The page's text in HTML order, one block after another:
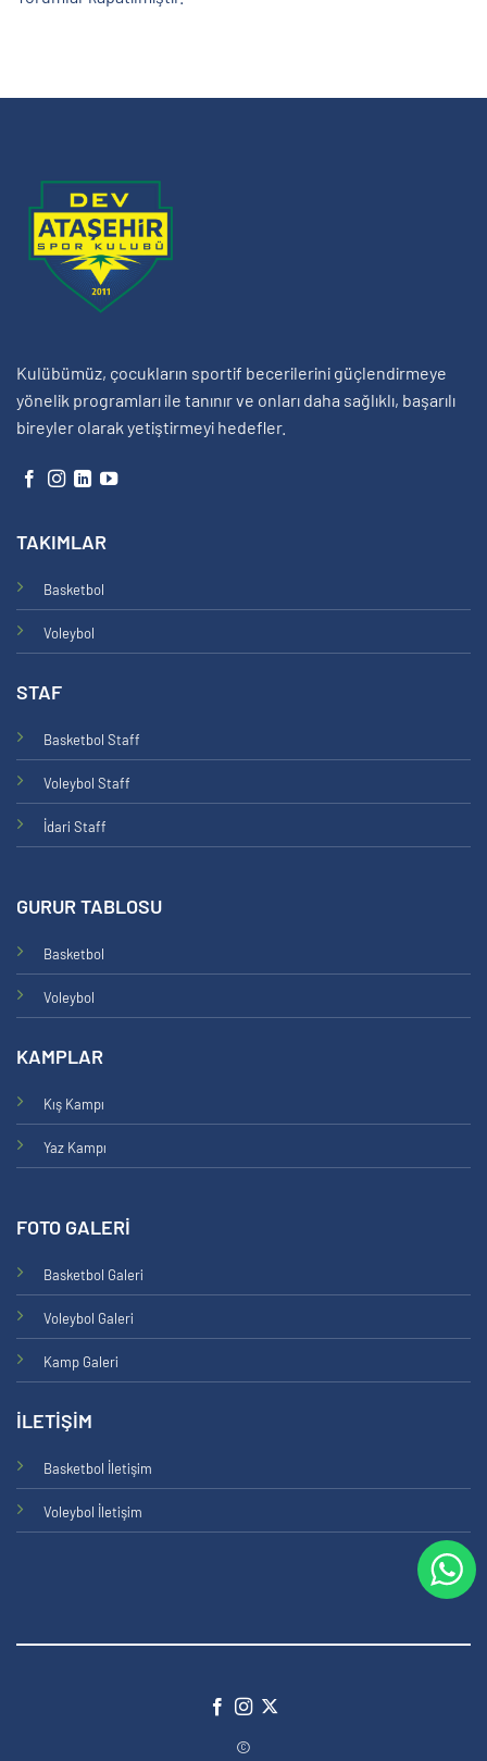
Kulübümüz, çocukların sportif becerilerini güçlendirmeye
yönelik programları ile tanınır ve onları daha sağlıklı, başarılı
bireyler olarak yetiştirmeyi hedefler.
TAKIMLAR
Basketbol
Voleybol
STAF
Basketbol Staff
Voleybol Staff
İdari Staff
GURUR TABLOSU
Basketbol
Voleybol
KAMPLAR
Kış Kampı
Yaz Kampı
FOTO GALERİ
Basketbol Galeri
Voleybol Galeri
Kamp Galeri
İLETİŞİM
Basketbol İletişim
Voleybol İletişim
©